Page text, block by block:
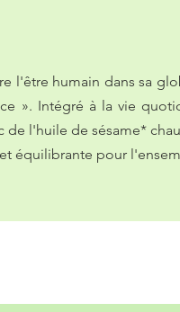
l'être humain dans sa
». Intégré à la vie
de l'huile de sésame*
équilibrante pour